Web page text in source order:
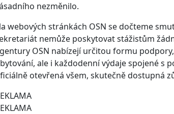
nezměnilo.
webových stránkách OSN se dočteme
nemůže poskytovat stážistům
OSN nabízejí určitou formu
ale i každodenní výdaje spojené s
otevřená všem, skutečně dostupná